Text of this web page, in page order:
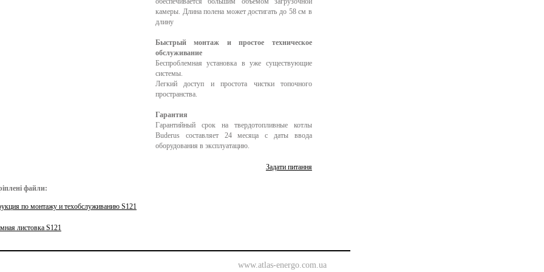
камеры. Длина полена может достигать до 58 см в
длину
Быстрый монтаж и простое техническое
обслуживание
Беспроблемная установка в уже существующие
системы.
Легкий доступ и простота чистки топочного
пространства.
Гарантия
Гарантийный срок на твердотопливные котлы
Buderus составляет 24 месяца с даты ввода
оборудования в эксплуатацию.
Задати питання
файли:
по монтажу и техобслуживанию S121
листовка S121
www.atlas-energo.com.ua